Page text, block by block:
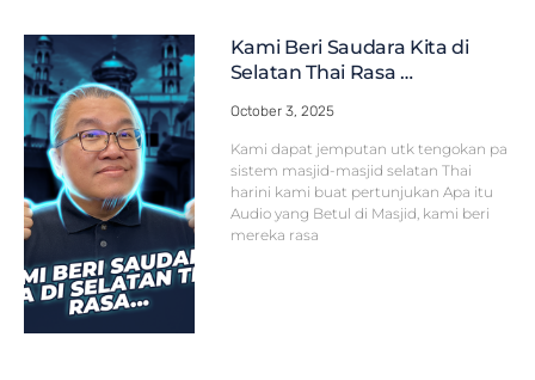
Kami Beri Saudara Kita di
Selatan Thai Rasa …
October 3, 2025
Kami dapat jemputan utk tengokan pa
sistem masjid-masjid selatan Thai
harini kami buat pertunjukan Apa itu
Audio yang Betul di Masjid, kami beri
mereka rasa